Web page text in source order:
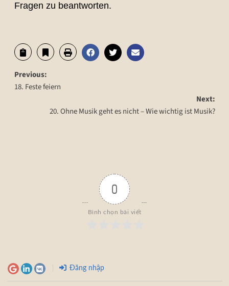
Fragen zu beantworten.
Previous:
18. Feste feiern
Next:
20. Ohne Musik geht es nicht – Wie wichtig ist Musik?
0
Bình chọn bài viết
Đăng nhập